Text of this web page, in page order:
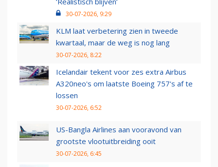
30-07-2026, 9:29
KLM laat verbetering zien in tweede
kwartaal, maar de weg is nog lang
30-07-2026, 8:22
Icelandair tekent voor zes extra Airbus
A320neo's om laatste Boeing 757's af te
lossen
30-07-2026, 6:52
US-Bangla Airlines aan vooravond van
grootste vlootuitbreiding ooit
30-07-2026, 6:45